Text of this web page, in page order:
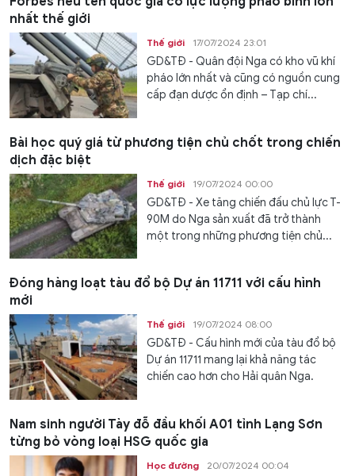
nhất thế giới
Thế giới 17/07/2024 23:01
GD&TĐ - Quân đội Nga có kho vũ khí
pháo lớn nhất và cũng có nguồn cung
cấp đạn dược ổn định – Tạp chí...
Bài học quý giá từ phương tiện chủ chốt trong chiến
dịch đặc biệt
Thế giới 19/07/2024 00:00
GD&TĐ - Xe tăng chiến đấu chủ lực T-
90M do Nga sản xuất đã trở thành
một trong những phương tiện chủ...
Đóng hàng loạt tàu đổ bộ Dự án 11711 với cấu hình
mới
Thế giới 19/07/2024 08:00
GD&TĐ - Cấu hình mới của tàu đổ bộ
Dự án 11711 mang lại khả năng tác
chiến cao hơn cho Hải quân Nga.
Nam sinh người Tày đỗ đầu khối A01 tỉnh Lạng Sơn
từng bỏ vòng loại HSG quốc gia
Học đường 20/07/2024 00:04